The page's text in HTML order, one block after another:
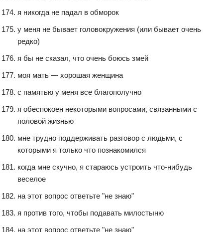
я никогда не падал в обморок
у меня не бывает головокружения (или бывает очень
редко)
я бы не сказал, что очень боюсь змей
моя мать — хорошая женщина
с памятью у меня все благополучно
я обеспокоен некоторыми вопросами, связанными с
половой жизнью
мне трудно поддерживать разговор с людьми, с
которыми я только что познакомился
когда мне скучно, я стараюсь устроить что-нибудь
веселое
на этот вопрос ответьте "не знаю"
я против того, чтобы подавать милостыню
на этот вопрос ответьте "не знаю"